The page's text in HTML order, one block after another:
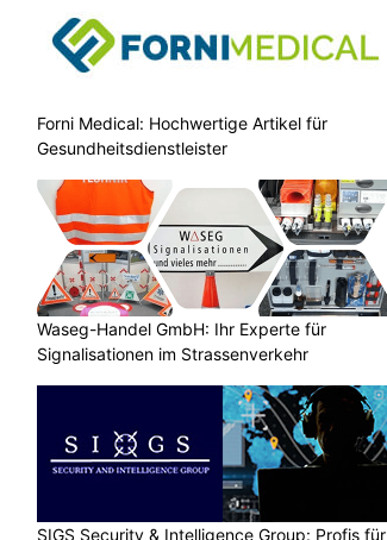
Forni Medical: Hochwertige Artikel für
Gesundheitsdienstleister
Waseg-Handel GmbH: Ihr Experte für
Signalisationen im Strassenverkehr
SIGS Security & Intelligence Group: Profis für